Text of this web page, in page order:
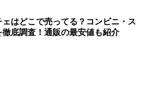
ェはどこで売ってる？コンビニ・ス
徹底調査！通販の最安値も紹介